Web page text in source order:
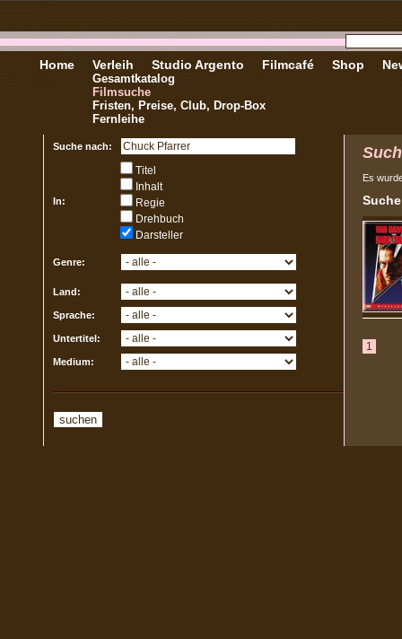
Home Verleih
Gesamtkatalog
Filmsuche
Fristen, Preise, Club, Drop-Box
Fernleihe
Studio Argento Filmcafé Shop
Suche nach:
In:
Titel
Inhalt
Regie
Drehbuch
Darsteller
Genre:
Land:
Sprache:
Untertitel:
Medium:
Es
1